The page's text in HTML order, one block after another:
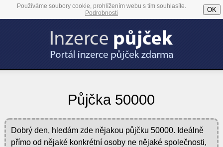
Používáme soubory cookie, prohlížením webu s tím souhlasíte.
Podrobnosti
OK
Půjčka 50000
Dobrý den, hledám zde nějakou půjčku 50000. Ideálně
přímo od nějaké konkrétní osoby ne nějaké společnosti,